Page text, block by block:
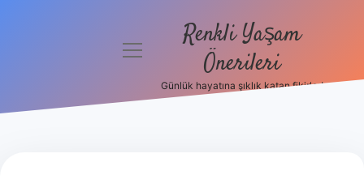
menüyü
Renkli Yaşam
Önerileri
Günlük hayatına şıklık katan fikirler!